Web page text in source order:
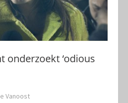
onderzoekt ‘odious
Vanoost